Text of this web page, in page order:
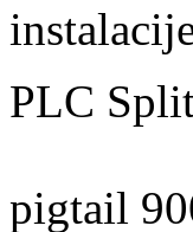
PLC
pigtail